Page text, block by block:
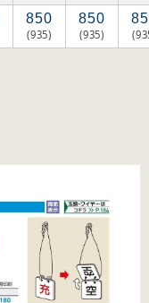
850
(935)
850
(935)